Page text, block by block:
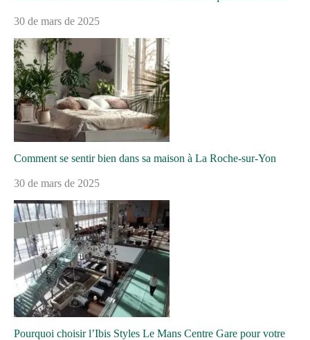
30 de mars de 2025
Comment se sentir bien dans sa maison à La Roche-sur-Yon
30 de mars de 2025
Pourquoi choisir l’Ibis Styles Le Mans Centre Gare pour votre